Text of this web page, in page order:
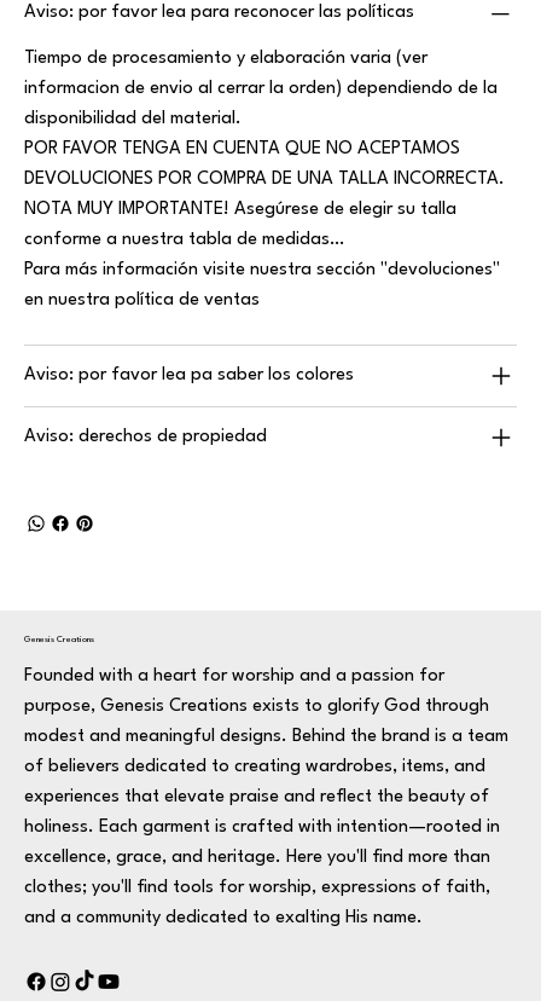
Aviso: por favor lea para reconocer las políticas
Tiempo de procesamiento y elaboración varia (ver
informacion de envio al cerrar la orden) dependiendo de la
disponibilidad del material.
POR FAVOR TENGA EN CUENTA QUE NO ACEPTAMOS
DEVOLUCIONES POR COMPRA DE UNA TALLA INCORRECTA.
NOTA MUY IMPORTANTE! Asegúrese de elegir su talla
conforme a nuestra tabla de medidas…
Para más información visite nuestra sección "devoluciones"
en nuestra política de ventas
Aviso: por favor lea pa saber los colores
Aviso: derechos de propiedad
Genesis Creations
Founded with a heart for worship and a passion for
purpose, Genesis Creations exists to glorify God through
modest and meaningful designs. Behind the brand is a team
of believers dedicated to creating wardrobes, items, and
experiences that elevate praise and reflect the beauty of
holiness. Each garment is crafted with intention—rooted in
excellence, grace, and heritage. Here you'll find more than
clothes; you'll find tools for worship, expressions of faith,
and a community dedicated to exalting His name.